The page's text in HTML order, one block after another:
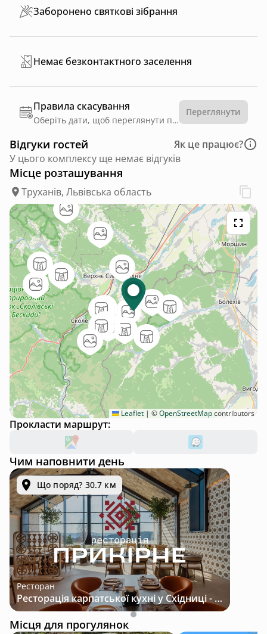
Заборонено святкові зібрання
Немає безконтактного заселення
Правила скасування
Оберіть дати, щоб переглянути правила
Переглянути
Відгуки гостей
Як це працює?
У цього комплексу ще немає відгуків
Місце розташування
Труханів, Львівська область
Leaflet | ©OpenStreetMapcontributors
Прокласти маршрут:
Чим наповнити день
Що поряд? 30.7 км
Ресторан
Ресторація карпатської кухні у Східниці - місце з характером і традиціями
Місця для прогулянок